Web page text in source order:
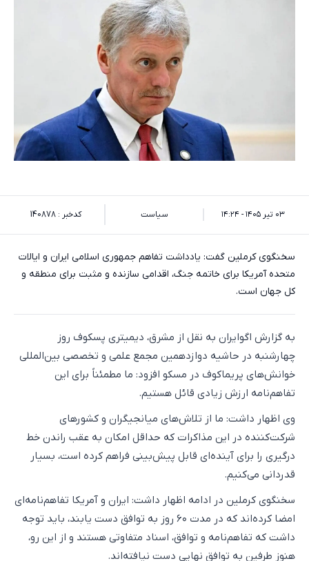
۰۳ تیر ۱۴۰۵ - ۱۴:۲۴ سیاست کدخبر : 140878
سخنگوی کرملین گفت:‌ یادداشت تفاهم جمهوری اسلامی ایران و ایالات
متحده آمریکا برای خاتمه جنگ، اقدامی سازنده و مثبت برای منطقه و
کل جهان است.
به گزارش اگوایران به نقل از مشرق، دیمیتری پسکوف روز
چهارشنبه در حاشیه دوازدهمین مجمع علمی و تخصصی بین‌المللی
خوانش‌های پریماکوف در مسکو افزود: ما مطمئناً برای این
تفاهم‌نامه ارزش زیادی قائل هستیم.
وی اظهار داشت:‌ ما از تلاش‌های میانجیگران و کشورهای
شرکت‌کننده در این مذاکرات که حداقل امکان به عقب راندن خط
درگیری را برای آینده‌ای قابل پیش‌بینی فراهم کرده است، بسیار
قدردانی می‌کنیم.
سخنگوی کرملین در ادامه اظهار داشت:‌ ایران و آمریکا تفاهم‌نامه‌ای
امضا کرده‌اند که در مدت ۶۰ روز به توافق دست یابند، باید توجه
داشت که تفاهم‌نامه و توافق، اسناد متفاوتی هستند و از این رو،
هنوز طرفین به توافق نهایی دست نیافته‌اند.